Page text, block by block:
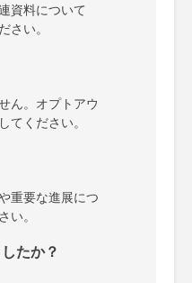
資料について
さい。
ん。オプトアウ
てください。
重要な進展につ
い。
たか？